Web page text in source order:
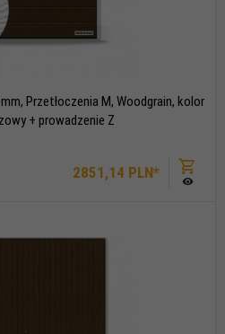
2851,14 PLN*
Przetłoczenia M, Woodgrain, kolor
+ prowadzenie Z